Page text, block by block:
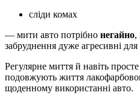
сліди комах
— мити авто потрібно негайно,
забруднення дуже агресивні
Регулярне миття й навіть
подовжують життя
щоденному використанні авто.